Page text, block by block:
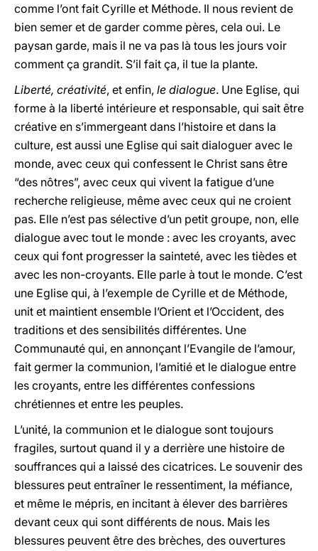
comme l’ont fait Cyrille et Méthode. Il nous revient de
bien semer et de garder comme pères, cela oui. Le
paysan garde, mais il ne va pas là tous les jours voir
comment ça grandit. S’il fait ça, il tue la plante.
Liberté, créativité, et enfin, le dialogue. Une Eglise, qui
forme à la liberté intérieure et responsable, qui sait être
créative en s’immergeant dans l’histoire et dans la
culture, est aussi une Eglise qui sait dialoguer avec le
monde, avec ceux qui confessent le Christ sans être
“des nôtres”, avec ceux qui vivent la fatigue d’une
recherche religieuse, même avec ceux qui ne croient
pas. Elle n’est pas sélective d’un petit groupe, non, elle
dialogue avec tout le monde : avec les croyants, avec
ceux qui font progresser la sainteté, avec les tièdes et
avec les non-croyants. Elle parle à tout le monde. C’est
une Eglise qui, à l’exemple de Cyrille et de Méthode,
unit et maintient ensemble l’Orient et l’Occident, des
traditions et des sensibilités différentes. Une
Communauté qui, en annonçant l’Evangile de l’amour,
fait germer la communion, l’amitié et le dialogue entre
les croyants, entre les différentes confessions
chrétiennes et entre les peuples.
L’unité, la communion et le dialogue sont toujours
fragiles, surtout quand il y a derrière une histoire de
souffrances qui a laissé des cicatrices. Le souvenir des
blessures peut entraîner le ressentiment, la méfiance,
et même le mépris, en incitant à élever des barrières
devant ceux qui sont différents de nous. Mais les
blessures peuvent être des brèches, des ouvertures